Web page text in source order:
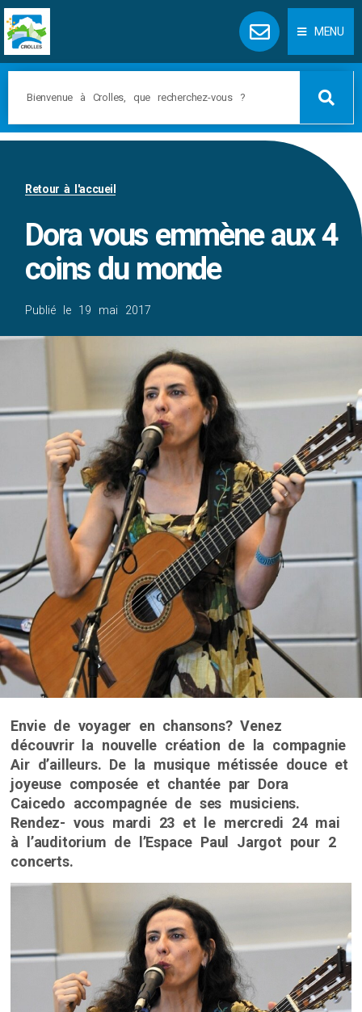
MENU
Retour à l'accueil
Dora vous emmène aux 4
coins du monde
Publié le 19 mai 2017
Envie de voyager en chansons? Venez
découvrir la nouvelle création de la compagnie
Air d’ailleurs. De la musique métissée douce et
joyeuse composée et chantée par Dora
Caicedo accompagnée de ses musiciens.
Rendez- vous mardi 23 et le mercredi 24 mai
à l’auditorium de l’Espace Paul Jargot pour 2
concerts.
Panneau de gestion des cookies